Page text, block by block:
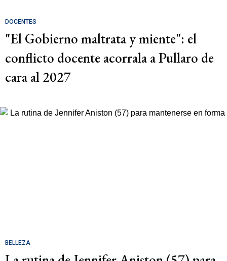
DOCENTES
"El Gobierno maltrata y miente": el
conflicto docente acorrala a Pullaro de
cara al 2027
BELLEZA